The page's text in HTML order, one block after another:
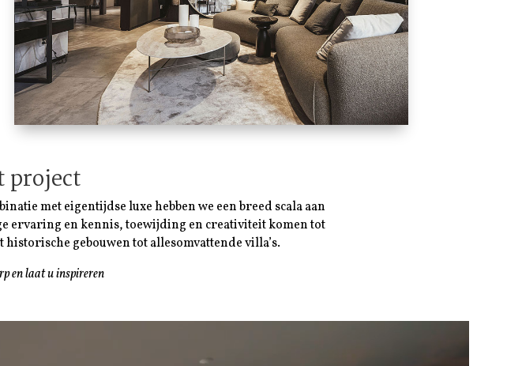
project
met eigentijdse luxe hebben we een breed scala aan
ervaring en kennis, toewijding en creativiteit komen tot
gebouwen tot allesomvattende villa’s.
en laat u inspireren